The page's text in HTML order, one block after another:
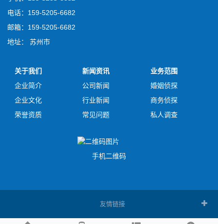
电话：159-5205-6682
邮箱：159-5205-6682
地址： 苏州市
关于我们
企业简介
企业文化
荣誉资质
新闻资讯
公司新闻
行业新闻
常见问题
业务范围
婚姻侦探
商务侦探
私人调查
手机二维码
友情链接